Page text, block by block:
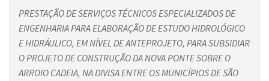
PRESTAÇÃO DE SERVIÇOS TÉCNICOS ESPECIALIZADOS DE
ENGENHARIA PARA ELABORAÇÃO DE ESTUDO HIDROLÓGICO
E HIDRÁULICO, EM NÍVEL DE ANTEPROJETO, PARA SUBSIDIAR
O PROJETO DE CONSTRUÇÃO DA NOVA PONTE SOBRE O
ARROIO CADEIA, NA DIVISA ENTRE OS MUNICÍPIOS DE SÃO